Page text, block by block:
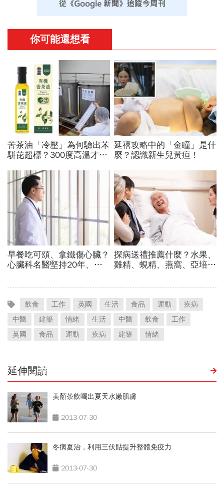
飲食 工作 英國 生活 食品 運動
疾病
中醫
建築 情緒 生活 中醫 飲食
工作
英國
食品 運動 疾病 建築 情緒
延伸閱讀
美顏茶飲喝出夏天水嫩肌膚
2013-07-30
冬病夏治，利用三伏貼提升整體免疫力
2013-07-30